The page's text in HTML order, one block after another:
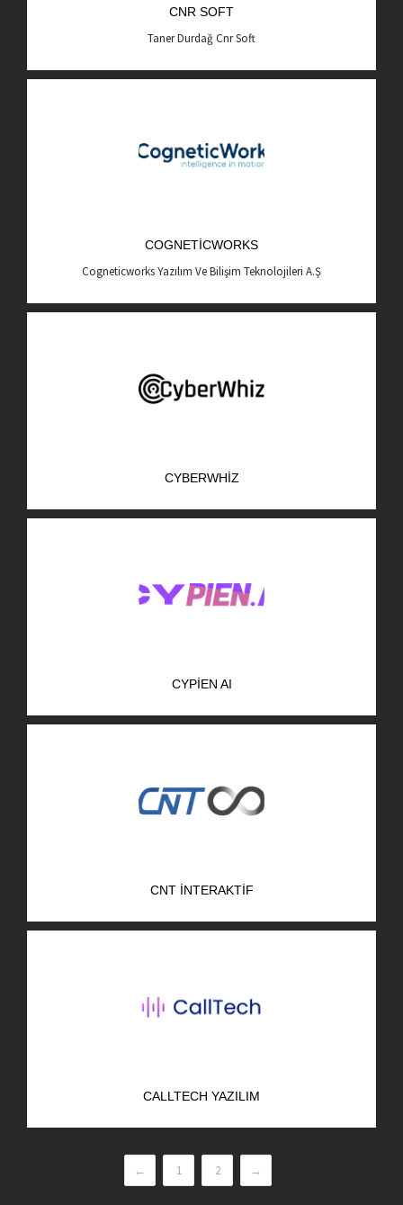
AR-GE Portal
Kariyer Portal
CNR SOFT
Taner Durdağ Cnr Soft
COGNETICWORKS
Cogneticworks Yazılım Ve Bilişim Teknolojileri A.Ş
CYBERWHIZ
CYPIEN AI
CNT İNTERAKTIF
CALLTECH YAZILIM
← 1 2 →